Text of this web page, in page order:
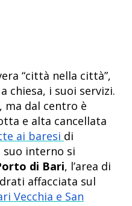
“città nella città”,
chiesa, i suoi servizi.
ma dal centro è
e alta cancellata
ai baresi di
suo interno si
di Bari, l’area di
affacciata sul
Vecchia e San